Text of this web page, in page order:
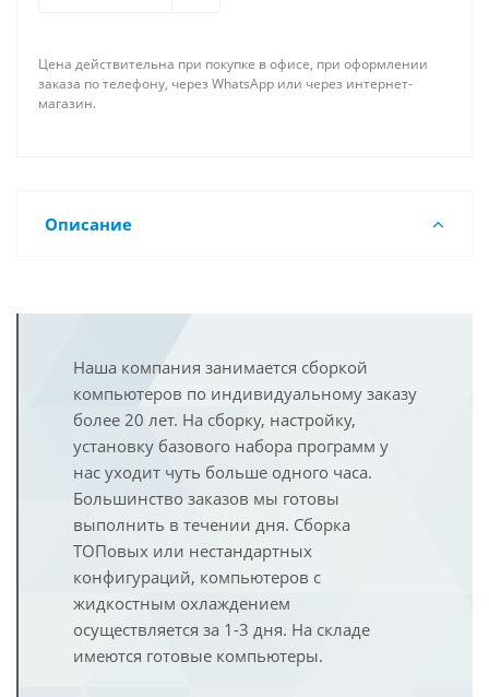
Цена действительна при покупке в офисе, при оформлении
заказа по телефону, через WhatsApp или через интернет-
магазин.
Описание
Наша компания занимается сборкой
компьютеров по индивидуальному заказу
более 20 лет. На сборку, настройку,
установку базового набора программ у
нас уходит чуть больше одного часа.
Большинство заказов мы готовы
выполнить в течении дня. Сборка
ТОПовых или нестандартных
конфигураций, компьютеров с
жидкостным охлаждением
осуществляется за 1-3 дня. На складе
имеются готовые компьютеры.